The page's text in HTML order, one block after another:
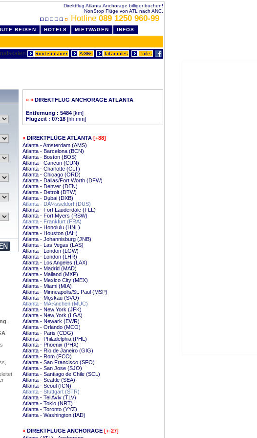
Direktflug Atlanta Anchorage billiger buchen!
NonStop Flüge von ATL nach ANC.
Hotline 089 1250 960-99
REISEN HOTELS MIETWAGEN INFOS
» « DIREKTFLUG ANCHORAGE ATLANTA
Entfernung : 5484 [km]
Flugzeit : 07:18 [hh:mm]
« DIREKTFLÜGE ATLANTA [+88]
Atlanta - Amsterdam (AMS)
Atlanta - Barcelona (BCN)
Atlanta - Boston (BOS)
Atlanta - Cancun (CUN)
Atlanta - Charlotte (CLT)
Atlanta - Chicago (ORD)
Atlanta - Dallas/Fort Worth (DFW)
Atlanta - Denver (DEN)
Atlanta - Detroit (DTW)
Atlanta - Dubai (DXB)
Atlanta - DÃ¼sseldorf (DUS)
Atlanta - Fort Lauderdale (FLL)
Atlanta - Fort Myers (RSW)
Atlanta - Frankfurt (FRA)
Atlanta - Honolulu (HNL)
Atlanta - Houston (IAH)
Atlanta - Johannisburg (JNB)
Atlanta - Las Vegas (LAS)
Atlanta - London (LGW)
Atlanta - London (LHR)
Atlanta - Los Angeles (LAX)
Atlanta - Madrid (MAD)
Atlanta - Mailand (MXP)
Atlanta - Mexico City (MEX)
Atlanta - Miami (MIA)
Atlanta - Minneapolis/St. Paul (MSP)
Atlanta - Moskau (SVO)
Atlanta - MÃ¼nchen (MUC)
Atlanta - New York (JFK)
Atlanta - New York (LGA)
Atlanta - Newark (EWR)
Atlanta - Orlando (MCO)
Atlanta - Paris (CDG)
Atlanta - Philadelphia (PHL)
Atlanta - Phoenix (PHX)
Atlanta - Rio de Janeiro (GIG)
Atlanta - Rom (FCO)
Atlanta - San Francisco (SFO)
Atlanta - San Jose (SJO)
Atlanta - Santiago de Chile (SCL)
Atlanta - Seattle (SEA)
Atlanta - Seoul (ICN)
Atlanta - Stuttgart (STR)
Atlanta - Tel Aviv (TLV)
Atlanta - Tokio (NRT)
Atlanta - Toronto (YYZ)
Atlanta - Washington (IAD)
« DIREKTFLÜGE ANCHORAGE [+-27]